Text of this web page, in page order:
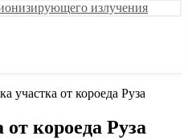
излучения
участка от короеда Руза
короеда Руза